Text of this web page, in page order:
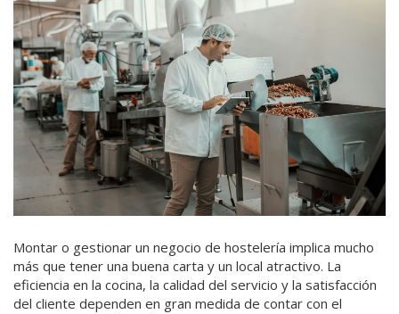
Montar o gestionar un negocio de hostelería implica mucho
más que tener una buena carta y un local atractivo. La
eficiencia en la cocina, la calidad del servicio y la satisfacción
del cliente dependen en gran medida de contar con el